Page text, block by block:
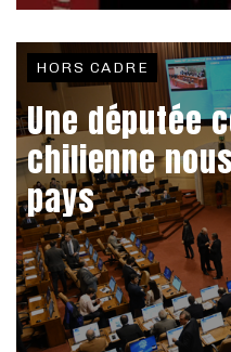
HORS CADRE
Une députée
chilienne
pays